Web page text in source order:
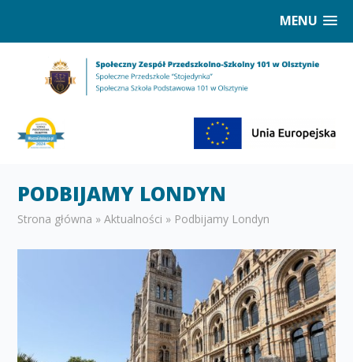
MENU
PODBIJAMY LONDYN
Strona główna »Aktualności » Podbijamy Londyn